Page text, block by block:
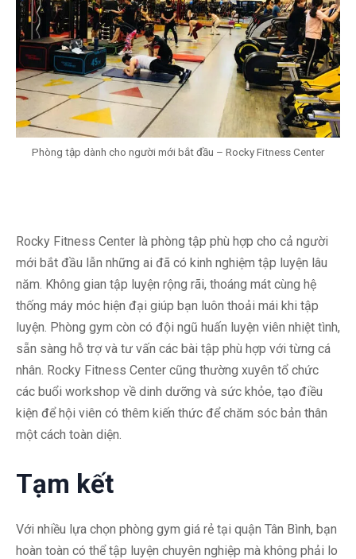
Phòng tập dành cho người mới bắt đầu – Rocky Fitness Center
Rocky Fitness Center là phòng tập phù hợp cho cả người
mới bắt đầu lẫn những ai đã có kinh nghiệm tập luyện lâu
năm. Không gian tập luyện rộng rãi, thoáng mát cùng hệ
thống máy móc hiện đại giúp bạn luôn thoải mái khi tập
luyện. Phòng gym còn có đội ngũ huấn luyện viên nhiệt tình,
sẵn sàng hỗ trợ và tư vấn các bài tập phù hợp với từng cá
nhân. Rocky Fitness Center cũng thường xuyên tổ chức
các buổi workshop về dinh dưỡng và sức khỏe, tạo điều
kiện để hội viên có thêm kiến thức để chăm sóc bản thân
một cách toàn diện.
Tạm kết
Với nhiều lựa chọn phòng gym giá rẻ tại quận Tân Bình, bạn
hoàn toàn có thể tập luyện chuyên nghiệp mà không phải lo